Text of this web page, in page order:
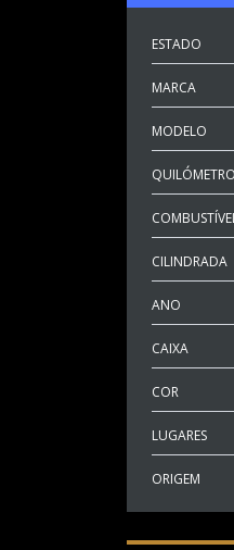
ESTADO
MARCA
MODELO
CILINDRADA
ANO
CAIXA
COR
LUGARES
ORIGEM